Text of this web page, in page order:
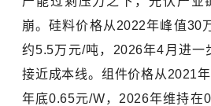
崩。硅料价格从2022年峰值30
约5.5万元/吨，2026年4月进一
接近成本线。组件价格从2021
年底0.65元/W，2026年维持在